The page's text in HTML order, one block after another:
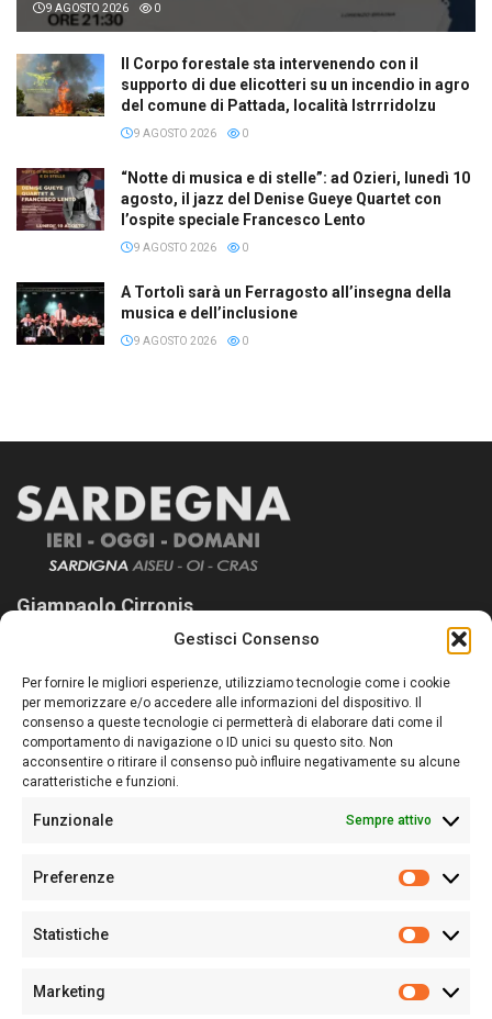
Gestisci Consenso
Per fornire le migliori esperienze, utilizziamo tecnologie come i cookie
per memorizzare e/o accedere alle informazioni del dispositivo. Il
consenso a queste tecnologie ci permetterà di elaborare dati come il
comportamento di navigazione o ID unici su questo sito. Non
acconsentire o ritirare il consenso può influire negativamente su alcune
caratteristiche e funzioni.
Funzionale Sempre attivo
Preferenze
Statistiche
Marketing
9 AGOSTO 2026 0
Il Corpo forestale sta intervenendo con il
supporto di due elicotteri su un incendio in agro
del comune di Pattada, località Istrrridolzu
9 AGOSTO 2026 0
“Notte di musica e di stelle”: ad Ozieri, lunedì 10
agosto, il jazz del Denise Gueye Quartet con
l’ospite speciale Francesco Lento
9 AGOSTO 2026 0
A Tortolì sarà un Ferragosto all’insegna della
musica e dell’inclusione
9 AGOSTO 2026 0
Giampaolo Cirronis
Sardegna Ieri-Oggi-Domani nasce per informare “liberamente” i
nostro passato e, soprattutto, al nostro futuro
Follow Us
Sede:Via Cristoforo Colombo 09013 Carbonia
Partita IVA02270380922
128/2020 del 10/02/2020